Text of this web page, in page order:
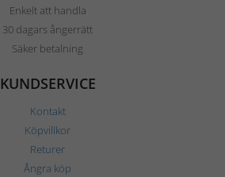
Enkelt att handla
30 dagars ångerrätt
Säker betalning
KUNDSERVICE
Kontakt
Köpvillkor
Returer
Ångra köp